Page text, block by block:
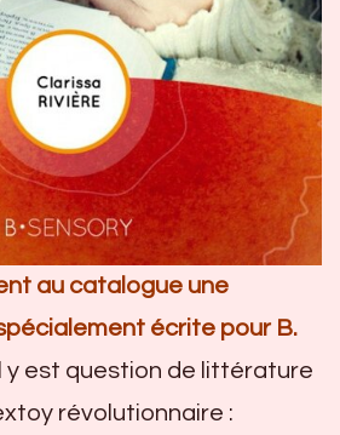
au catalogue une
écrite pour B.
y est question de littérature
révolutionnaire :